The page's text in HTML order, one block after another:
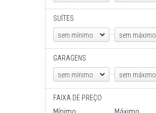
SUÍTES
sem mínimo sem máximo
GARAGENS
sem mínimo sem máximo
FAIXA DE PREÇO